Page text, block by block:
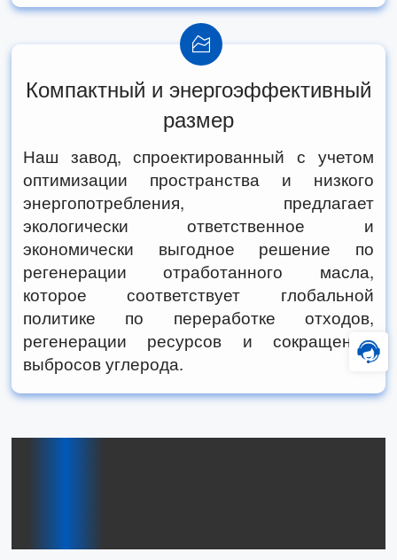
Компактный и энергоэффективный
размер
Наш завод, спроектированный с учетом
оптимизации пространства и низкого
энергопотребления, предлагает
экологически ответственное и
экономически выгодное решение по
регенерации отработанного масла,
которое соответствует глобальной
политике по переработке отходов,
регенерации ресурсов и сокращению
выбросов углерода.